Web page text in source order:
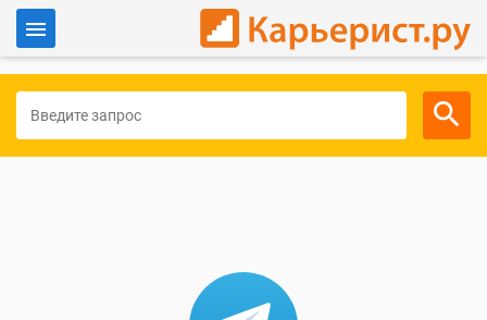
Для работодателей